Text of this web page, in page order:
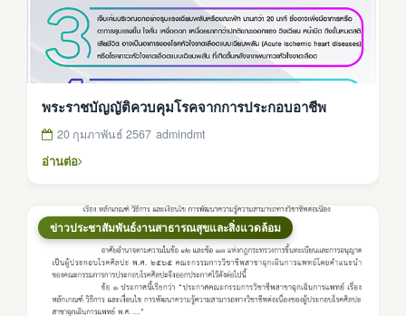
พระราชบัญญัติควบคุมโรคจากการประกอบอาชีพ
20 กุมภาพันธ์ 2567 admindmt
อ่านต่อ
ข่าวประชาสัมพันธ์งานสาธารณสุขและสิ่งแวดล้อม